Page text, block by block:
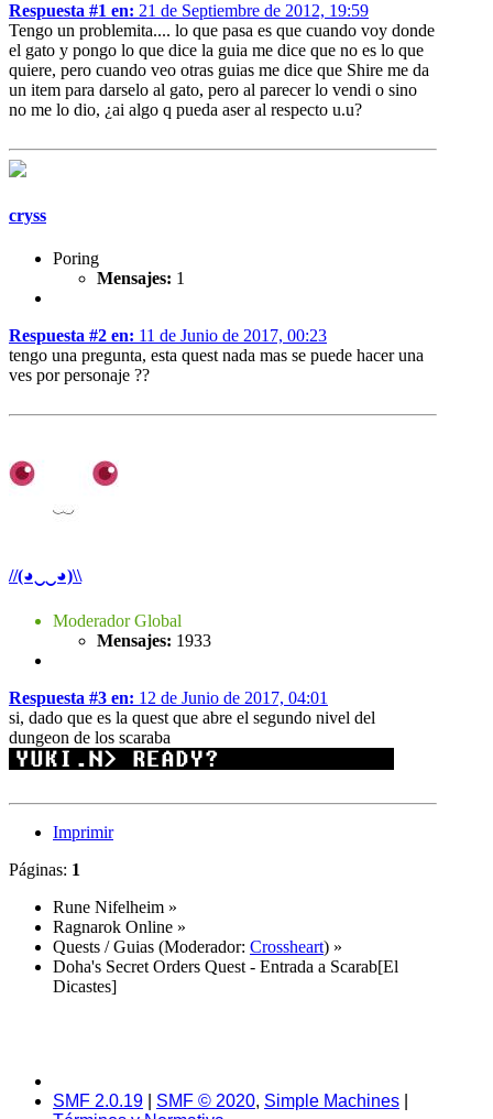
Respuesta #1 en: 21 de Septiembre de 2012, 19:59
Tengo un problemita.... lo que pasa es que cuando voy donde
el gato y pongo lo que dice la guia me dice que no es lo que
quiere, pero cuando veo otras guias me dice que Shire me da
un item para darselo al gato, pero al parecer lo vendi o sino
no me lo dio, ¿ai algo q pueda aser al respecto u.u?
cryss
Poring
Mensajes: 1
Respuesta #2 en: 11 de Junio de 2017, 00:23
tengo una pregunta, esta quest nada mas se puede hacer una
ves por personaje ??
//(◕‿‿◕)\\
Moderador Global
Mensajes: 1933
Respuesta #3 en: 12 de Junio de 2017, 04:01
si, dado que es la quest que abre el segundo nivel del
dungeon de los scaraba
Imprimir
Páginas: 1
Rune Nifelheim »
Ragnarok Online »
Quests / Guias (Moderador: Crossheart) »
Doha's Secret Orders Quest - Entrada a Scarab[El
Dicastes]
SMF 2.0.19 SMF © 2020, Simple Machines